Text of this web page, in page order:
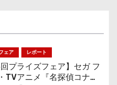
ェア レポート
プライズフェア】セガ フ
TVアニメ『名探偵コナ